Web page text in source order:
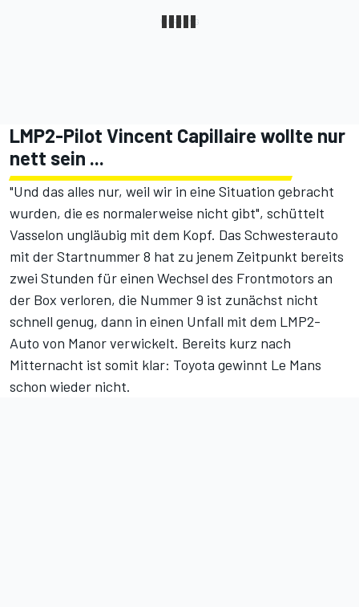
LMP2-Pilot Vincent Capillaire wollte nur
nett sein ...
"Und das alles nur, weil wir in eine Situation gebracht
wurden, die es normalerweise nicht gibt", schüttelt
Vasselon ungläubig mit dem Kopf. Das Schwesterauto
mit der Startnummer 8 hat zu jenem Zeitpunkt bereits
zwei Stunden für einen Wechsel des Frontmotors an
der Box verloren, die Nummer 9 ist zunächst nicht
schnell genug, dann in einen Unfall mit dem LMP2-
Auto von Manor verwickelt. Bereits kurz nach
Mitternacht ist somit klar: Toyota gewinnt Le Mans
schon wieder nicht.